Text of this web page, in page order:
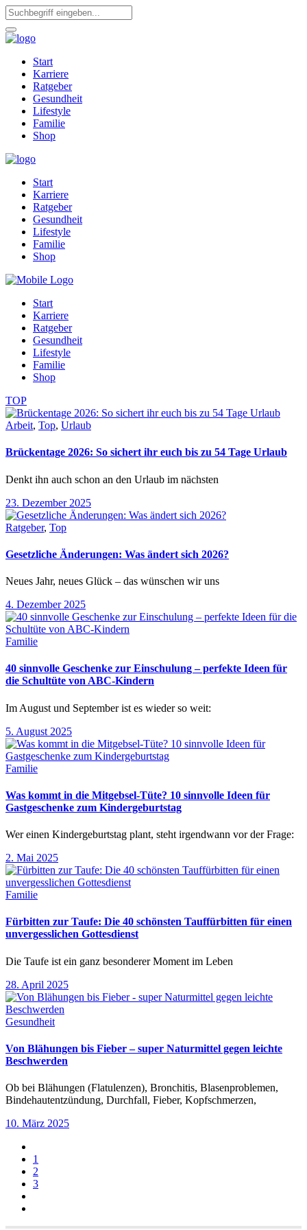
Start
Karriere
Ratgeber
Gesundheit
Lifestyle
Familie
Shop
Start
Karriere
Ratgeber
Gesundheit
Lifestyle
Familie
Shop
Start
Karriere
Ratgeber
Gesundheit
Lifestyle
Familie
Shop
TOP
Arbeit, Top, Urlaub
Brückentage 2026: So sichert ihr euch bis zu 54 Tage Urlaub
Denkt ihn auch schon an den Urlaub im nächsten
23. Dezember 2025
Ratgeber, Top
Gesetzliche Änderungen: Was ändert sich 2026?
Neues Jahr, neues Glück – das wünschen wir uns
4. Dezember 2025
Familie
40 sinnvolle Geschenke zur Einschulung – perfekte Ideen für
die Schultüte von ABC-Kindern
Im August und September ist es wieder so weit:
5. August 2025
Familie
Was kommt in die Mitgebsel-Tüte? 10 sinnvolle Ideen für
Gastgeschenke zum Kindergeburtstag
Wer einen Kindergeburtstag plant, steht irgendwann vor der Frage:
2. Mai 2025
Familie
Fürbitten zur Taufe: Die 40 schönsten Tauffürbitten für einen
unvergesslichen Gottesdienst
Die Taufe ist ein ganz besonderer Moment im Leben
28. April 2025
Gesundheit
Von Blähungen bis Fieber – super Naturmittel gegen leichte
Beschwerden
Ob bei Blähungen (Flatulenzen), Bronchitis, Blasenproblemen,
Bindehautentzündung, Durchfall, Fieber, Kopfschmerzen,
10. März 2025
1
2
3